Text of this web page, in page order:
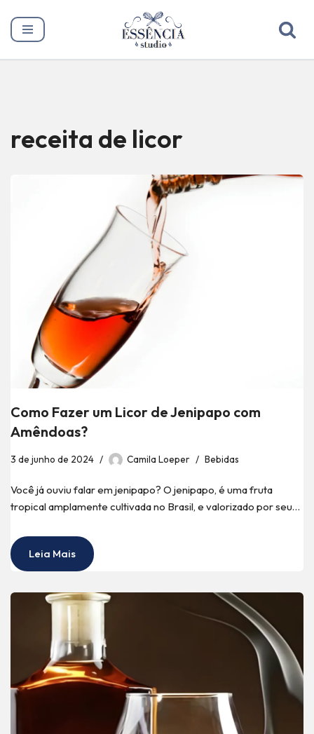
Pular
receita de licor
Como Fazer um Licor de Jenipapo com
Amêndoas?
3 de junho de 2024 Camila Loeper Bebidas
Você já ouviu falar em jenipapo? O jenipapo, é uma fruta
tropical amplamente cultivada no Brasil, e valorizado por seu…
Leia Mais